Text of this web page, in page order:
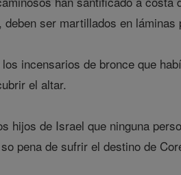
ser martillados en
incensarios de bronce que
el altar.
hijos de Israel que ninguna
pena de sufrir el destino de